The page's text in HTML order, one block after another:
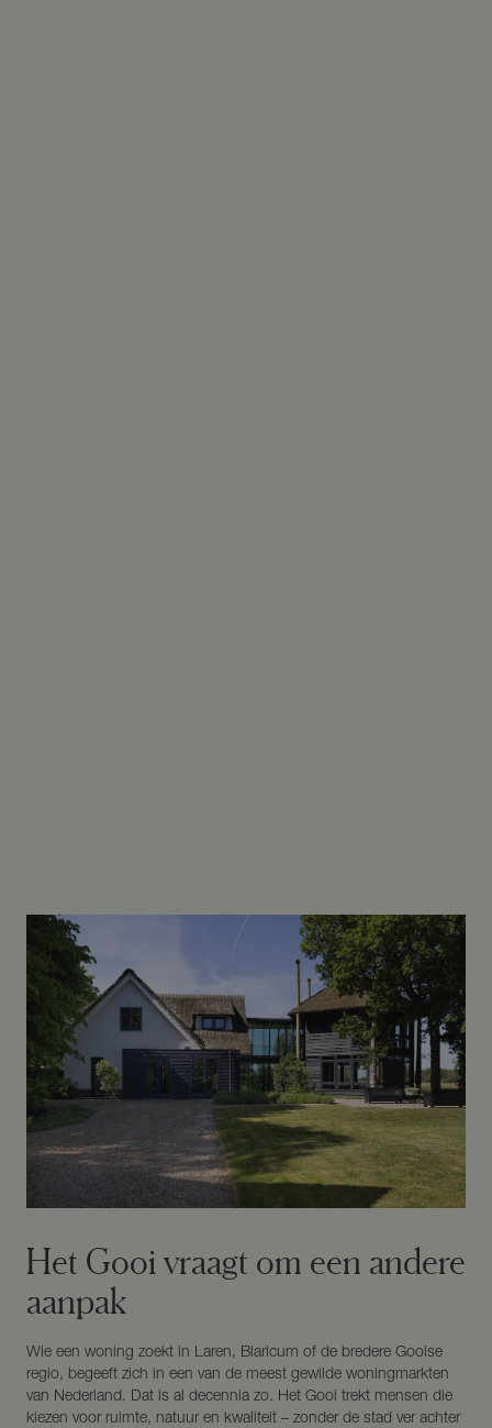
Het Gooi vraagt om een andere
aanpak
Wie een woning zoekt in Laren, Blaricum of de bredere Gooise
regio, begeeft zich in een van de meest gewilde woningmarkten
van Nederland. Dat is al decennia zo. Het Gooi trekt mensen die
kiezen voor ruimte, natuur en kwaliteit – zonder de stad ver achter